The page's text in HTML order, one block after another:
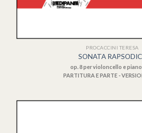
PROCACCINI TERESA
SONATA
op. 8 per violoncello e
PARTITURA E PARTE -